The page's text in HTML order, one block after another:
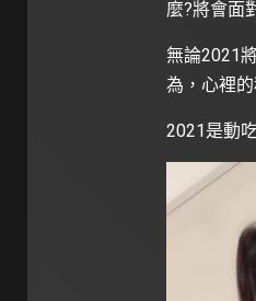
麼?將會面
無論2021
為，心裡
2021是動